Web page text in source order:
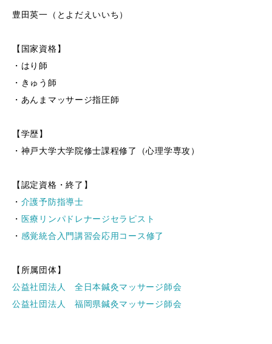
豊田英一（とよだえいいち）
【国家資格】
・はり師
・きゅう師
・あんまマッサージ指圧師
【学歴】
・神戸大学大学院修士課程修了（心理学専攻）
【認定資格・終了】
・ 介護予防指導士
・ 医療リンパドレナージセラピスト
・ 感覚統合入門講習会応用コース修了
【所属団体】
公益社団法人 全日本鍼灸マッサージ師会
公益社団法人 福岡県鍼灸マッサージ師会